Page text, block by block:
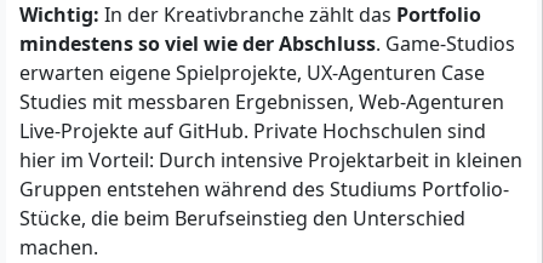
Wichtig: In der Kreativbranche zählt das Portfolio
mindestens so viel wie der Abschluss. Game-Studios
erwarten eigene Spielprojekte, UX-Agenturen Case
Studies mit messbaren Ergebnissen, Web-Agenturen
Live-Projekte auf GitHub. Private Hochschulen sind
hier im Vorteil: Durch intensive Projektarbeit in kleinen
Gruppen entstehen während des Studiums Portfolio-
Stücke, die beim Berufseinstieg den Unterschied
machen.